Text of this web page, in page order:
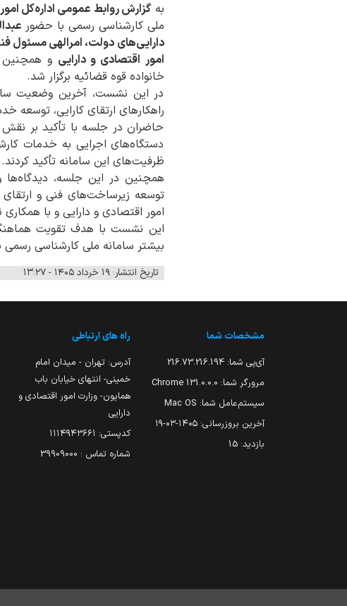
به گزارش روابط عمومی اداره‌کل
ملی کارشناسی رسمی با حضور
دارایی‌های دولت، امرالهی مسئول
امور اقتصادی و دارایی و همچنین
خانواده قوه قضائیه برگزار شد.
در این نشست، آخرین وضعیت
راهکارهای ارتقای کارایی، توسعه
حاضران در جلسه با تأکید بر
دستگاه‌های اجرایی به خدمات
ظرفیت‌های این سامانه تأکید کردند.
همچنین در این جلسه،
توسعه زیرساخت‌های فنی و
امور اقتصادی و دارایی و با
این نشست با هدف تقویت
بیشتر سامانه ملی کارشناسی رسمی
تاریخ انتشار: ۱۹ خرداد ۱۴۰۵ - ۱۳:۲۷
مشخصات شما
آی‌پی شما: 216.73.216.194
مرورگر شما: 131.0.0.0 Chrome
سیستم‌عامل شما: Mac OS
آخرین بروزرسانی: ۱۴۰۵-۰۳-۱۹
بازدید: 15
راه های ارتباطی
آدرس: تهران - میدان امام
خمینی- انتهای خیابان باب
همایون- وزارت امور اقتصادی و
دارایی
کدپستی: ۱۱۱۴۹۴۳۶۶۱
شماره تماس : 39909000